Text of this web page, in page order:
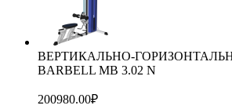
ВЕРТИКАЛЬНО-
BARBELL MB 3.02 N
200980.00₽